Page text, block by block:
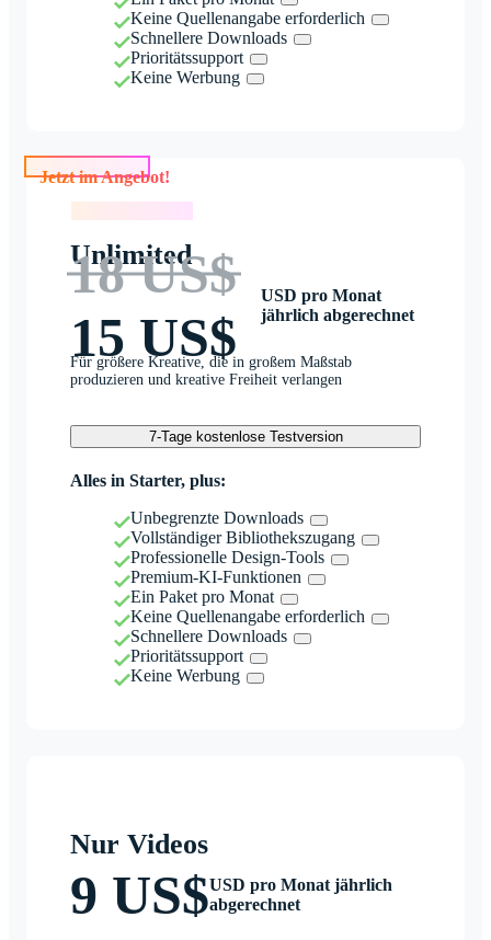
Keine Quellenangabe erforderlich
Schnellere Downloads
Prioritätssupport
Keine Werbung
Jetzt im Angebot!
Unlimited
18 US$
15 US$
USD pro Monat
jährlich abgerechnet
Für größere Kreative, die in großem Maßstab
produzieren und kreative Freiheit verlangen
7-Tage kostenlose Testversion
Alles in Starter, plus:
Unbegrenzte Downloads
Vollständiger Bibliothekszugang
Professionelle Design-Tools
Premium-KI-Funktionen
Ein Paket pro Monat
Keine Quellenangabe erforderlich
Schnellere Downloads
Prioritätssupport
Keine Werbung
Nur Videos
9 US$USD pro Monat jährlich
abgerechnet